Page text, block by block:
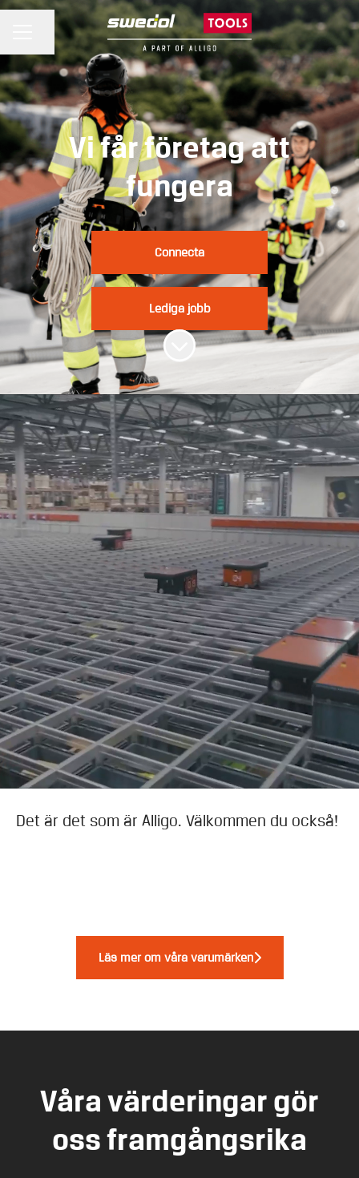
KARRIÄRMENY
Dela sidan
Vi får företag att
fungera
Connecta
Lediga jobb
Skrolla för mer innehåll
Stolt leverantör till
Nordens yrkesfolk
I Alligo förenas starka varumärken somTOOLS ,
SwedolochGrolls.
Här arbetar vi nära tillsammans med yrkesfolk
för att hjälpa
dem göra ett ännu bättre och säkrare jobb.
Genom att förse dem med de pålitliga verktyg,
förbrukningsvaror, kläder och skydd de
behöver – tillsammans med råd från
specialister som de kan lita på – får vi deras
företag att fungera. Varje dag.
Det är det som är Alligo. Välkommen du också!
Läs mer om våra varumärken
Våra värderingar gör
oss framgångsrika